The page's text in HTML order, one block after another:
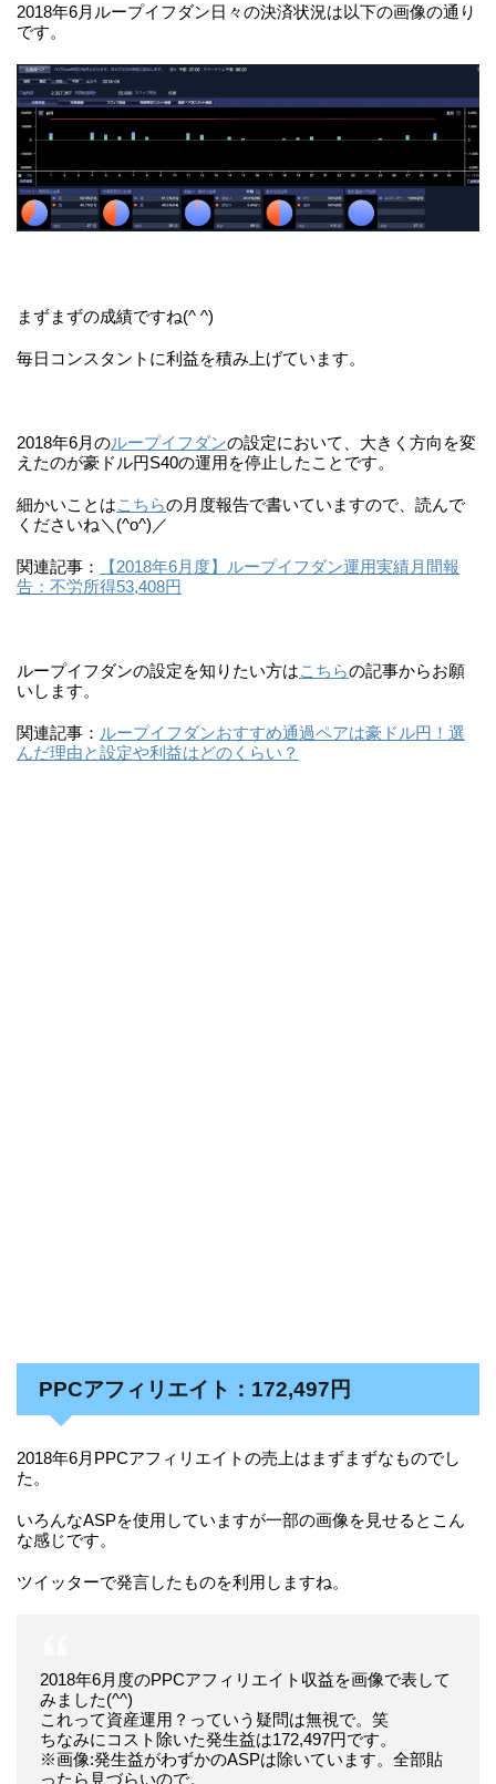
2018年6月ループイフダン日々の決済状況は以下の画像の通り
です。
まずまずの成績ですね(^ ^)
毎日コンスタントに利益を積み上げています。
2018年6月のループイフダンの設定において、大きく方向を変
えたのが豪ドル円S40の運用を停止したことです。
細かいことはこちらの月度報告で書いていますので、読んで
くださいね＼(^o^)／
関連記事：
【2018年6月度】ループイフダン運用実績月間報
告：不労所得53,408円
ループイフダンの設定を知りたい方はこちらの記事からお願
いします。
関連記事： ループイフダンおすすめ通過ペアは豪ドル円！選
んだ理由と設定や利益はどのくらい？
PPCアフィリエイト：172,497円
2018年6月PPCアフィリエイトの売上はまずまずなものでし
た。
いろんなASPを使用していますが一部の画像を見せるとこん
な感じです。
ツイッターで発言したものを利用しますね。
2018年6月度のPPCアフィリエイト収益を画像で表して
みました(^^)
これって資産運用？っていう疑問は無視で。笑
ちなみにコスト除いた発生益は172,497円です。
※画像:発生益がわずかのASPは除いています。全部貼
ったら見づらいので。